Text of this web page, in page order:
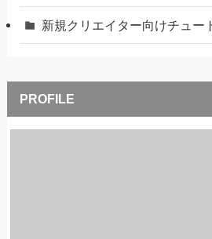
新規クリエイター向けチュー